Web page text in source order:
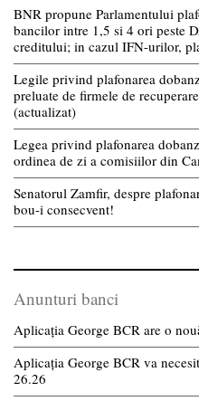
BNR propune Parlamentului
bancilor intre 1,5 si 4 ori peste
creditului; in cazul IFN-urilor,
Legile privind plafonarea
preluate de firmele de
(actualizat)
Legea privind plafonarea
ordinea de zi a comisiilor din
Senatorul Zamfir, despre
bou-i consecvent!
Anunturi banci
Aplicația George BCR are o
Aplicația George BCR va
26.26